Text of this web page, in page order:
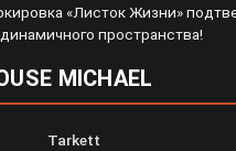
«Листок Жизни»
пространства!
MICHAEL
Tarkett